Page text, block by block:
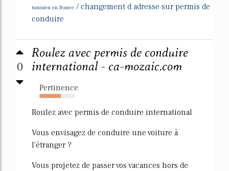
tunisien en france /changement d adresse sur permis de
conduire
0
Roulez avec permis de conduire
international - ca-mozaic.com
Pertinence
60%
Roulez avec permis de conduire international
Vous envisagez de conduire une voiture à
l'étranger ?
Vous projetez de passer vos vacances hors de